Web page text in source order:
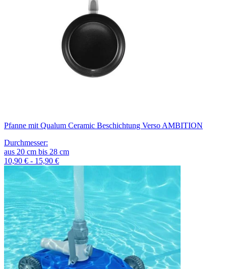
Pfanne mit Qualum Ceramic Beschichtung Verso AMBITION
Durchmesser:
aus 20 cm bis 28 cm
10,90 € - 15,90 €